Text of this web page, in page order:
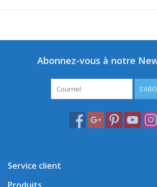
Abonnez-vous à notre
Service client